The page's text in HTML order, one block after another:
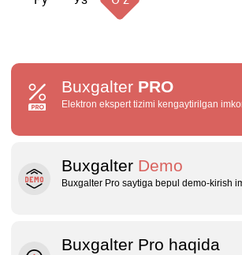
Buxgalter PRO
Elektron ekspert tizimi kengaytirilgan
Buxgalter Demo
Buxgalter Pro saytiga bepul demo‑kirish
Buxgalter Pro haqida